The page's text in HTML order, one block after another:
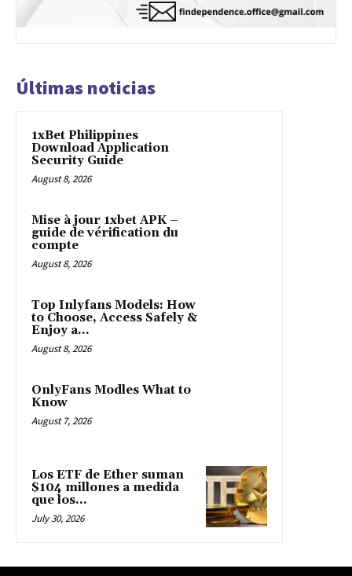
Últimas noticias
1xBet Philippines
Download Application
Security Guide
August 8, 2026
Mise à jour 1xbet APK –
guide de vérification du
compte
August 8, 2026
Top Inlyfans Models: How
to Choose, Access Safely &
Enjoy a...
August 8, 2026
OnlyFans Modles What to
Know
August 7, 2026
Los ETF de Ether suman
$104 millones a medida
que los...
July 30, 2026